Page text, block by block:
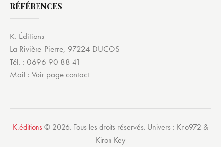
RÉFÉRENCES
K. Éditions
La Rivière-Pierre, 97224 DUCOS
Tél. : 0696 90 88 41
Mail : Voir page contact
K.éditions © 2026. Tous les droits réservés. Univers : Kno972 &
Kiron Key